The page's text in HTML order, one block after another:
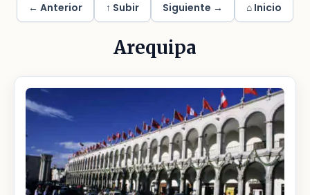
← Anterior ↑ Subir Siguiente → ⌂ Inicio
Arequipa